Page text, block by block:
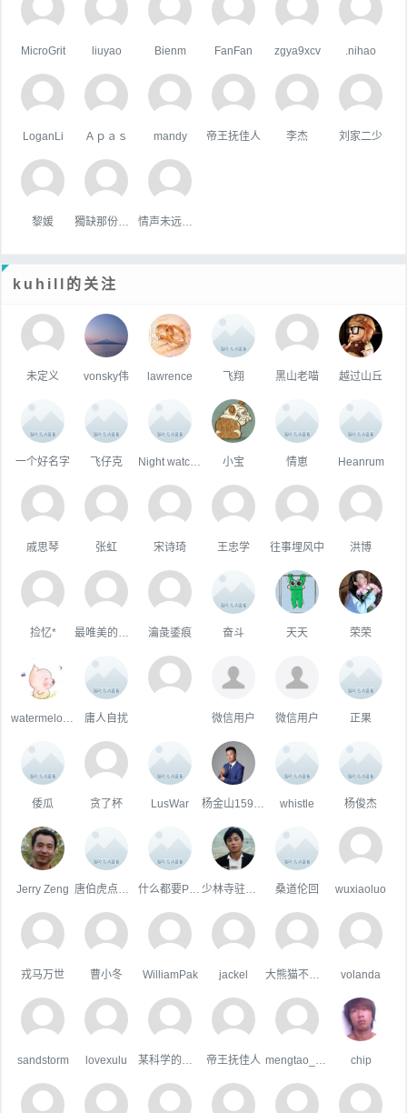
MicroGrit liuyao Bienm FanFan zgya9xcv .nihao
LoganLi Ａｐａｓ mandy 帝王抚佳人 李杰 刘家二少
黎媛
kuhill的关注
未定义 vonsky伟 lawrence 飞翔 黑山老喵 越过山丘
一个好名字 飞仔克 小宝 情崽 Heanrum
戚思琴 张虹 宋诗琦 王忠学 往事埋风中 洪博
捡忆* 瀹彘鋈痕 奋斗 天天 荣荣
庸人自扰 微信用户 微信用户 正果
倭瓜 贪了杯 LusWar whistle 杨俊杰
Jerry Zeng 桑道伦回 wuxiaoluo
戎马万世 曹小冬 WilliamPak jackel volanda
sandstorm lovexulu 帝王抚佳人 chip